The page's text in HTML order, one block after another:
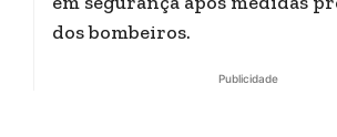
dos bombeiros.
Publicidade